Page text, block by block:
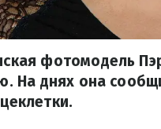
фотомодель
На днях она